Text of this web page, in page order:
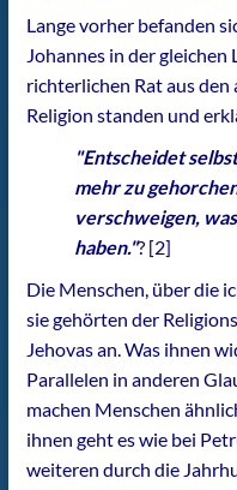
Lange vorher befanden
Johannes in der gleichen
richterlichen Rat aus
Religion standen und
"Entscheidet
mehr zu
verschweigen,
haben."? [2]
Die Menschen, über die
sie gehörten der
Jehovas an. Was ihnen
Parallelen in anderen
machen Menschen
ihnen geht es wie bei
weiteren durch die